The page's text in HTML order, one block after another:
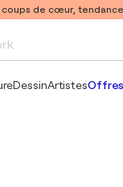
coups de cœur,
DessinArtistes